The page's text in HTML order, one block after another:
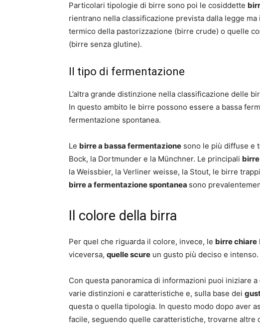
Particolari tipologie di birre sono poi le cosiddette
rientrano nella classificazione prevista dalla legge
termico della pastorizzazione (birre crude) o quelle
(birre senza glutine).
Il tipo di fermentazione
L’altra grande distinzione nella classificazione delle
In questo ambito le birre possono essere a bassa
fermentazione spontanea.
Le birre a bassa fermentazione sono le più diffuse e
Bock, la Dortmunder e la Münchner. Le principali
la Weissbier, la Verliner weisse, la Stout, le birre
birre a fermentazione spontanea sono
Il colore della birra
Per quel che riguarda il colore, invece, le birre chiare
viceversa, quelle scure un gusto più deciso e intenso.
Con questa panoramica di informazioni puoi iniziare
varie distinzioni e caratteristiche e, sulla base dei
questa o quella tipologia. In questo modo dopo aver
facile, seguendo quelle caratteristiche, trovarne altre